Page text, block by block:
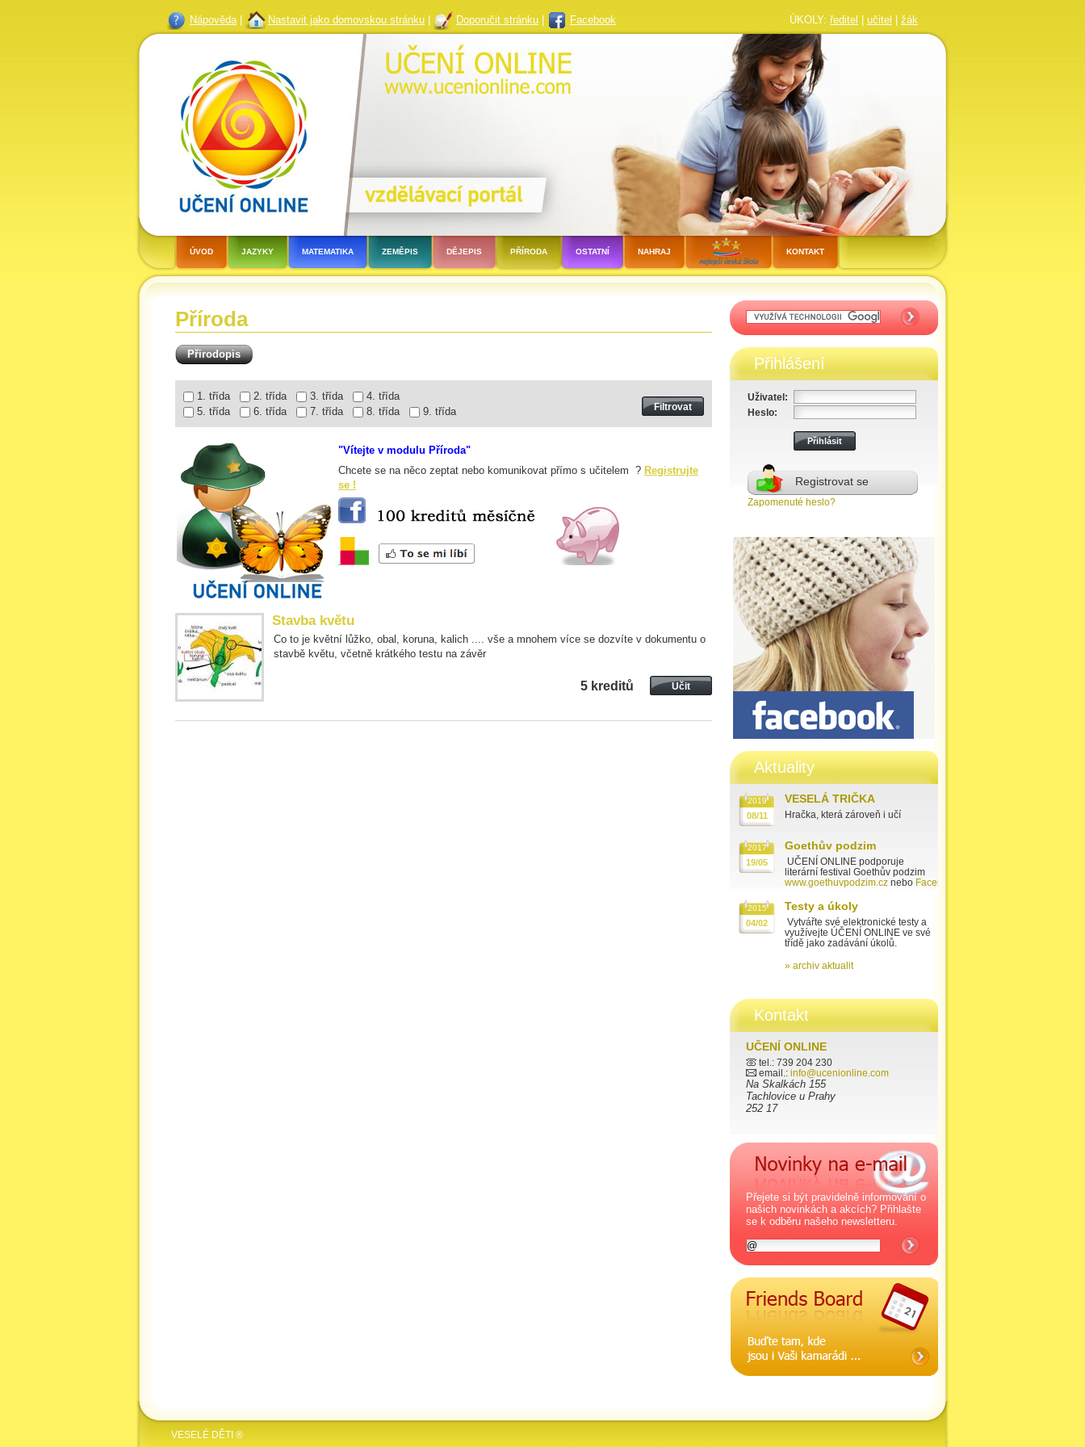
Nápověda| Nastavit jako domovskou stránku Doporučit stránku Facebook ÚKOLY: ředitel učitel žák
ÚVOD JAZYKY MATEMATIKA ZEMĚPIS DĚJEPIS PŘÍRODA OSTATNÍ NAHRAJ KONTAKT
Příroda
Přirodopis
1. třída 2. třída 3. třída
4. třída
5. třída
6. třída 7. třída 8. třída 9. třída
"Vítejte v modulu Příroda"
Chcete se na něco zeptat nebo komunikovat přímo s učitelem ? Registrujte
se !
Stavba květu
Co to je květní lůžko, obal, koruna, kalich .... vše a mnohem více se dozvíte v dokumentu o
stavbě květu, včetně krátkého testu na závěr
5 kreditů
Přihlášení
Uživatel:
Heslo:
Registrovat se
Zapomenuté heslo?
Aktuality
2019
08/11
VESELÁ TRIČKA
Hračka, která zároveň i učí
2017
19/05
Goethův podzim
UČENÍ ONLINE podporuje
literární festival Goethův podzim
www.goethuvpodzim.cz nebo Facebook
2015
04/02
Testy a úkoly
Vytvářte své elektronické testy a
využívejte ÚČENÍ ONLINE ve své
třídě jako zadávání úkolů.
» archiv aktualit
Kontakt
UČENÍ ONLINE
tel.: 739 204 230
email.: info@ucenionline.com
Na Skalkách 155
Tachlovice u Prahy
252 17
Přejete si být pravidelně informování o
našich novinkách a akcích? Přihlašte
se k odběru našeho newsletteru.
VESELÉ DĚTI ®